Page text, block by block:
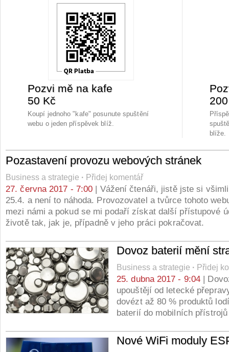
Pozvi mě na kafe
50 Kč
Koupí jednoho "kafe" posunute spuštění
webu o jeden příspěvek blíž.
blíže.
Pozastavení provozu webových stránek
Business a strategie · Přidej komentář
27. června 2017 - 7:00 | Vážení čtenáři, jistě jste si
25.4. a není to náhoda. Provozovatel a tvůrce tohoto
mezi námi a pokud se mi podaří získat další přístupové
životě tak, jak je, případně v jeho práci pokračovat.
Dovoz baterií mění
Business a strategie · Přidej
25. dubna 2017 - 9:04 |
upouštějí od letecké
dovézt až 80 % produktů
baterií do mobilních
Nové WiFi moduly